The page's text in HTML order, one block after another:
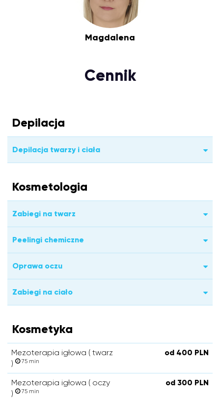
Magdalena
Cennik
Depilacja
Depilacja twarzy i ciała
Kosmetologia
Zabiegi na twarz
Peelingi chemiczne
Oprawa oczu
Zabiegi na ciało
Kosmetyka
Mezoterapia igłowa ( twarz
)
75 min
od 400 PLN
Mezoterapia igłowa ( oczy
)
75 min
od 300 PLN